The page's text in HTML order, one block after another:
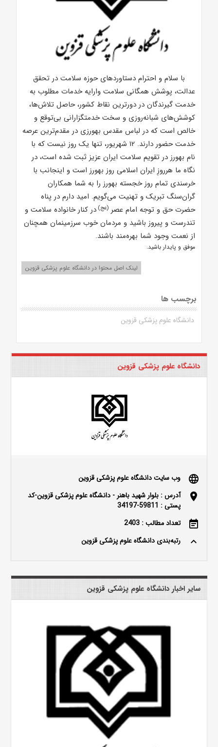
با سلام و احترام دستاوردهای حوزه سلامت در تحقق
عدالت، پوشش همگانی سلامت وارایه خدمات مطلوب به
خدمت گیرندگان در دورترین نقاط کشور، حاصل تلاش‌ها،
کوشش‌های شبانه‌روزی و سخت خدمتگزارانی بی‌توقع و
خالص است که در لباس مقدس بهورزی در مقدم‌ترین عرصه
خدمت حضور دارند.
۱۲ شهریور، تنها یک روز نیست که با
نام بهورز در تقویم سلامت ایران عزیز ثبت شده است، در
نگاه ما هرروزِ ایران اسلامی روز بهورز است و اینجانب با
خرسندی تمام روز خجسته بهورز را به شما همکاران
گران‌سنگ تبریک و تهنیت می‌گویم. امید دارم در پناه
حضرت حق و توجه امام عصر (عج) در کنار خانواده سلامت و
تندرست و پیروز باشید و مردمان خوب سرزمینمان همچنان
از نعمت وجود شما بهره‌مند باشند.
موفق و پایدار باشید.
لینک اصل محتوا در دانشگاه علوم پزشکی قزوین
برچسب ها
دانشگاه علوم پزشکی قزوین
دانشگاه علوم پزشکی قزوین
language وب سایت دانشگاه علوم پزشکی قزوین
location_on
آدرس : بلوار شهید باهنر - دانشگاه علوم پزشکی قزوین-کد
پستی : 59811-34197
event_note تعداد مطالب : 2403
keyboard_arrow_up رتبه‌بندی دانشگاه علوم پزشکی قزوین
سایر اخبار دانشگاه علوم پزشکی قزوین